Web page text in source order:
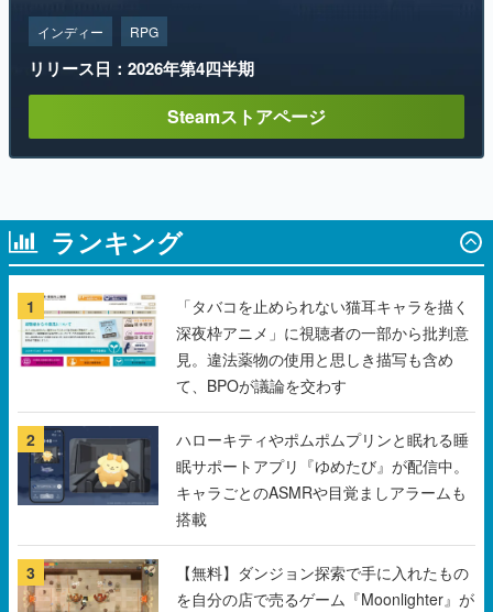
インディー RPG
リリース日：2026年第4四半期
Steamストアページ
ランキング
1
「タバコを止められない猫耳キャラを描く
深夜枠アニメ」に視聴者の一部から批判意
見。違法薬物の使用と思しき描写も含め
て、BPOが議論を交わす
2
ハローキティやポムポムプリンと眠れる睡
眠サポートアプリ『ゆめたび』が配信中。
キャラごとのASMRや目覚ましアラームも
搭載
3
【無料】ダンジョン探索で手に入れたもの
を自分の店で売るゲーム『Moonlighter』が